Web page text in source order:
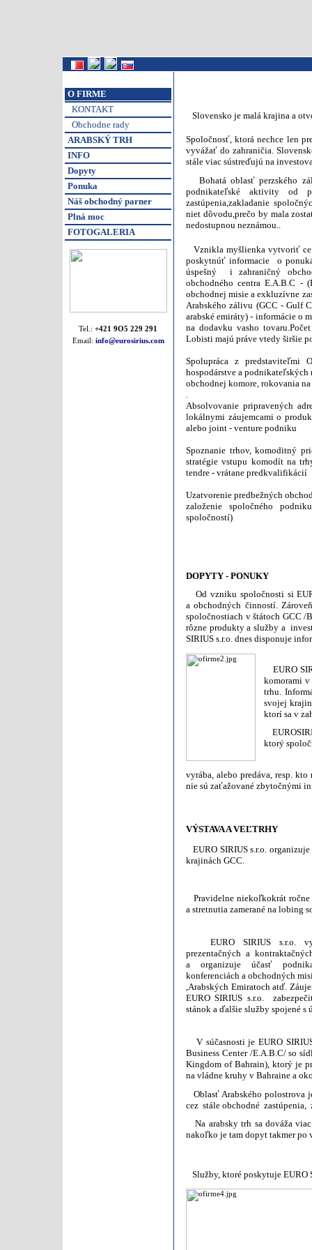
O FIRME
KONTAKT
Obchodne rady
ARABSKÝ TRH
INFO
Dopyty
Ponuka
Náš obchodný parner
Plná moc
FOTOGALERIA
Tel.: +421 9O5 229 291
Email: info@eurosirius.com
Slovensko je malá krajina a
Spoločnosť,ktorá nechce len
vyvážať do zahraničia.
stále viac sústreďujú na
Bohatá oblasť perzského
podnikateľské aktivity od
zastúpenia,zakladanie
niet dôvodu,prečo by mala
nedostupnou neznámou..
Vznikla myšlienka vytvoriť
poskytnúť informacie
o
úspešný i zahraničný
obchodného centra E.A.B.C -
obchodnej misie a exkluzívne
Arabského zálivu (GCC - Gulf
arabské emiráty) - informácie o
na dodavku vasho
Lobisti majú práve vtedy širšie
Spolupráca z predstaviteľmi
hospodárstve a
obchodnej komore, rokovania
.
Absolvovanie pripravených
lokálnymi záujemcami o
alebo joint - venture podniku
Spoznanie trhov, komoditný
stratégie vstupu komodít na
tendre - vrátane predkvalifikácií
Uzatvorenie predbežných
založenie spoločného
spoločností)
DOPYTY - PONUKY
Od vzniku spoločnosti si
a obchodných činností.
spoločnostiach v štátoch GCC /
rôzne produkty a služby a
SIRIUS s.r.o. dnes disponuje
EURO
komorami
trhu.
svojej
ktorí sa v
ktorý
vyrába, alebo predáva, resp.
nie sú zaťažované zbytočnými
VÝSTAVA A VEĽTRHY
EURO SIRIUS s.r.o.
krajinách GCC.
Pravidelne niekoľkokrát ročne
a stretnutia zamerané na lobing
EURO SIRIUS s.r.o.
prezentačných a
a organizuje účasť
konferenciách a obchodných
,Arabských Emiratoch atď.
EURO SIRIUS s.r.o.
stánok a ďalšie služby spojené s
V súčasnosti je EURO
Business Center /E.A.B.C/ so
Kingdom of Bahrain), ktorý je
na vládne kruhy v Bahraine a
Oblasť Arabského polostrova
cez stále obchodné
Na arabsky trh sa dováža
nakoľko je tam dopyt takmer po
Služby, ktoré poskytuje EURO